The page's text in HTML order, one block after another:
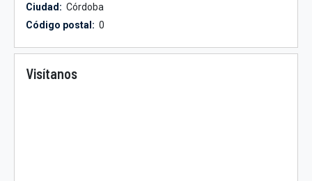
Ciudad: Córdoba
Código postal: 0
Visítanos